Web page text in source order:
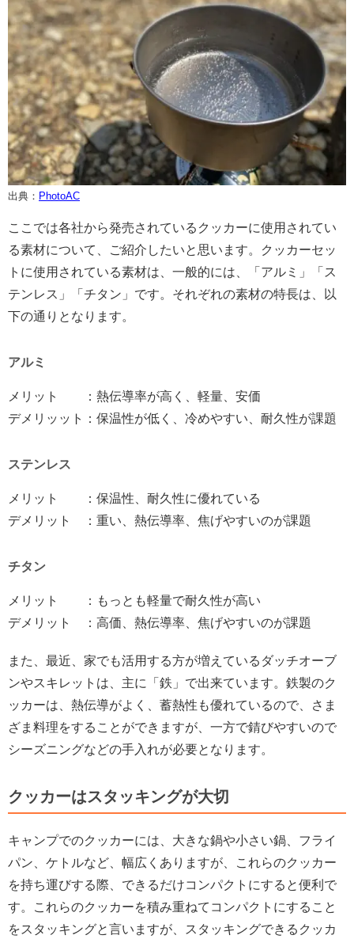
出典： PhotoAC
ここでは各社から発売されているクッカーに使用されてい
る素材について、ご紹介したいと思います。クッカーセッ
トに使用されている素材は、一般的には、「アルミ」「ス
テンレス」「チタン」です。それぞれの素材の特長は、以
下の通りとなります。
アルミ
メリット ：熱伝導率が高く、軽量、安価
デメリッット：保温性が低く、冷めやすい、耐久性が課題
ステンレス
メリット ：保温性、耐久性に優れている
デメリット ：重い、熱伝導率、焦げやすいのが課題
チタン
メリット ：もっとも軽量で耐久性が高い
デメリット ：高価、熱伝導率、焦げやすいのが課題
また、最近、家でも活用する方が増えているダッチオーブ
ンやスキレットは、主に「鉄」で出来ています。鉄製のク
ッカーは、熱伝導がよく、蓄熱性も優れているので、さま
ざま料理をすることができますが、一方で錆びやすいので
シーズニングなどの手入れが必要となります。
クッカーはスタッキングが大切
キャンプでのクッカーには、大きな鍋や小さい鍋、フライ
パン、ケトルなど、幅広くありますが、これらのクッカー
を持ち運びする際、できるだけコンパクトにすると便利で
す。これらのクッカーを積み重ねてコンパクトにすること
をスタッキングと言いますが、スタッキングできるクッカ